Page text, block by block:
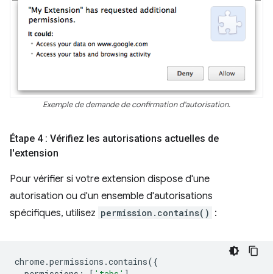
Exemple de demande de confirmation d'autorisation.
Étape 4 : Vérifiez les autorisations actuelles de
l'extension
Pour vérifier si votre extension dispose d'une
autorisation ou d'un ensemble d'autorisations
spécifiques, utilisez permission.contains() :
chrome.permissions .contains({